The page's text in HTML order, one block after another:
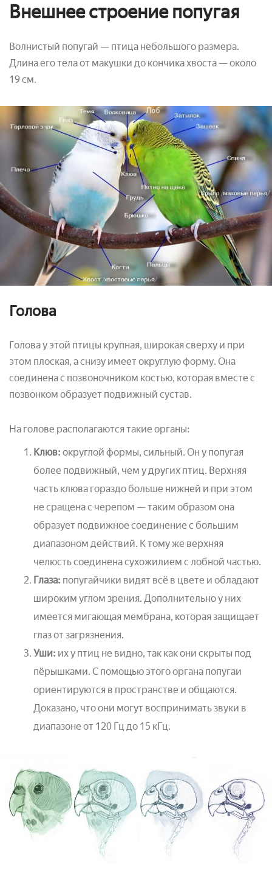
Внешнее строение попугая
Волнистый попугай — птица небольшого размера.
Длина его тела от макушки до кончика хвоста — около
19 см.
Голова
Голова у этой птицы крупная, широкая сверху и при
этом плоская, а снизу имеет округлую форму. Она
соединена с позвоночником костью, которая вместе с
позвонком образует подвижный сустав.
На голове располагаются такие органы:
Клюв: округлой формы, сильный. Он у попугая
более подвижный, чем у других птиц. Верхняя
часть клюва гораздо больше нижней и при этом
не сращена с черепом — таким образом она
образует подвижное соединение с большим
диапазоном действий. К тому же верхняя
челюсть соединена сухожилием с лобной частью.
Глаза: попугайчики видят всё в цвете и обладают
широким углом зрения. Дополнительно у них
имеется мигающая мембрана, которая защищает
глаз от загрязнения.
Уши: их у птиц не видно, так как они скрыты под
пёрышками. С помощью этого органа попугаи
ориентируются в пространстве и общаются.
Доказано, что они могут воспринимать звуки в
диапазоне от 120 Гц до 15 кГц.